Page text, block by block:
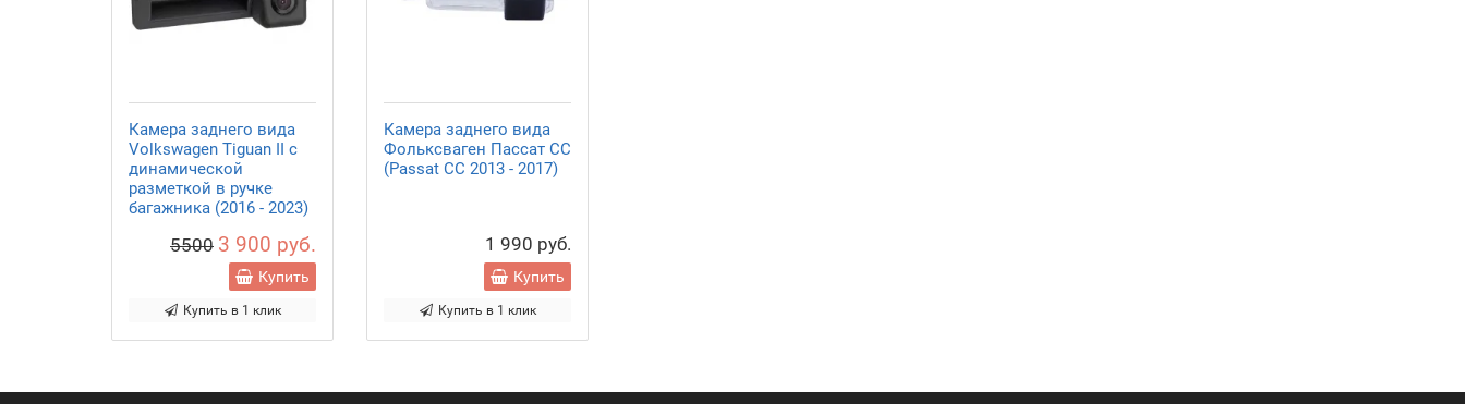
Камера заднего вида
Volkswagen Tiguan II с
динамической
разметкой в ручке
багажника (2016 - 2023)
5500 3 900 руб.
Купить
Купить в 1 клик
Камера заднего вида
Фольксваген Пассат СС
(Passat CC 2013 - 2017)
1 990 руб.
Купить
Купить в 1 клик